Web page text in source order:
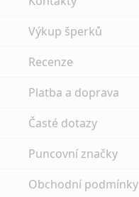
Výkup šperků
Recenze
Platba a doprava
Časté dotazy
Puncovní značky
Obchodní podmínky